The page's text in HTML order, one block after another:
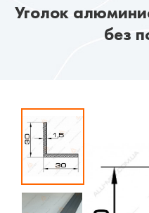
Уголок
без